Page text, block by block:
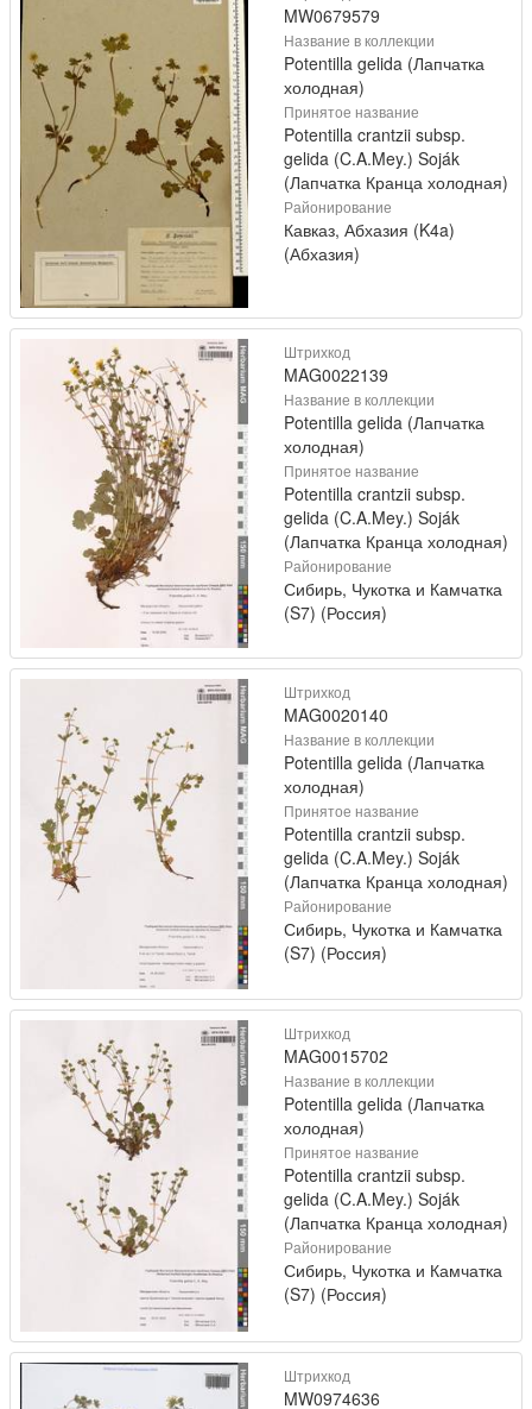
MW0679579
Название в коллекции
Potentilla gelida (Лапчатка
холодная)
Принятое название
Potentilla crantzii subsp.
gelida (C.A.Mey.) Soják
(Лапчатка Кранца холодная)
Районирование
Кавказ, Абхазия (K4a)
(Абхазия)
Штрихкод
MAG0022139
Название в коллекции
Potentilla gelida (Лапчатка
холодная)
Принятое название
Potentilla crantzii subsp.
gelida (C.A.Mey.) Soják
(Лапчатка Кранца холодная)
Районирование
Сибирь, Чукотка и Камчатка
(S7) (Россия)
Штрихкод
MAG0020140
Название в коллекции
Potentilla gelida (Лапчатка
холодная)
Принятое название
Potentilla crantzii subsp.
gelida (C.A.Mey.) Soják
(Лапчатка Кранца холодная)
Районирование
Сибирь, Чукотка и Камчатка
(S7) (Россия)
Штрихкод
MAG0015702
Название в коллекции
Potentilla gelida (Лапчатка
холодная)
Принятое название
Potentilla crantzii subsp.
gelida (C.A.Mey.) Soják
(Лапчатка Кранца холодная)
Районирование
Сибирь, Чукотка и Камчатка
(S7) (Россия)
Штрихкод
MW0974636